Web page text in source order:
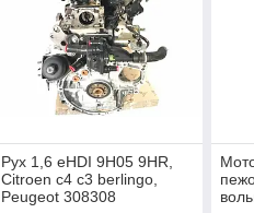
Рух 1,6 eHDI 9H05 9HR,
Citroen c4 c3 berlingo,
Peugeot 308308